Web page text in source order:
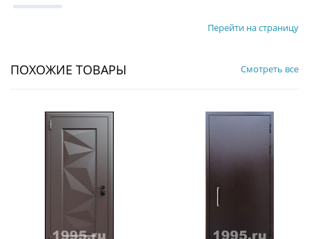
Перейти на страницу
ПОХОЖИЕ ТОВАРЫ Смотреть все